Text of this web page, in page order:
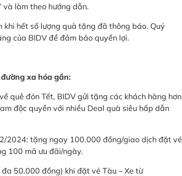
và làm theo hướng dẫn.
hết số lượng quà tặng đã thông báo. Quý
của BIDV để đảm bảo quyền lợi.
xa hóa gần:
quê đón Tết, BIDV gửi tặng các khách hàng hơn
độc quyền với nhiều Deal quà siêu hấp dẫn
2024: tặng ngay 100.000 đồng/giao dịch đặt vé
100 mã ưu đãi/ngày.
đa 50.000 đồng) khi đặt vé Tàu – Xe từ